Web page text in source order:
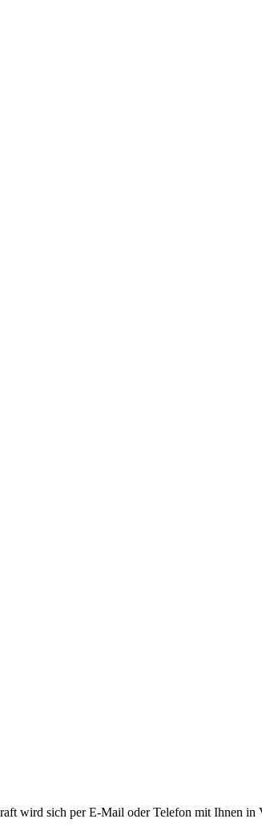
wird sich per E-Mail oder Telefon mit Ihnen in